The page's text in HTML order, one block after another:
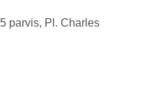
parvis, Pl. Charles